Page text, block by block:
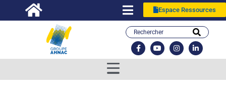
Espace Ressources